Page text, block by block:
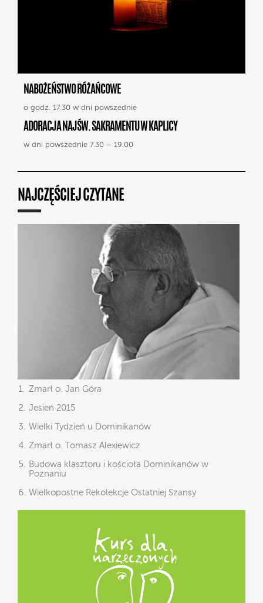
NABOŻEŃSTWO RÓŻAŃCOWE
o godz. 17.30 w dni powszednie
ADORACJA NAJŚW. SAKRAMENTU W KAPLICY
w dni powszednie 7.30 – 19.00
NAJCZĘŚCIEJ CZYTANE
Zmarł o. Jan Góra
Jesień 2015
Wielki Tydzień u Dominikanów
Zmarł o. Tomasz Alexiewicz
Budowa klasztoru i kościoła Dominikanów w
Poznaniu
Wielkopostne Rekolekcje Ostatniej Szansy